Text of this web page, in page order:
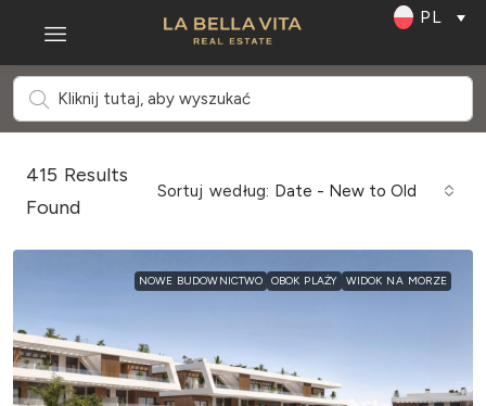
PL
415 Results
Found
Sortuj według: Date - New to Old
NOWE BUDOWNICTWO OBOK PLAŻY WIDOK NA MORZE